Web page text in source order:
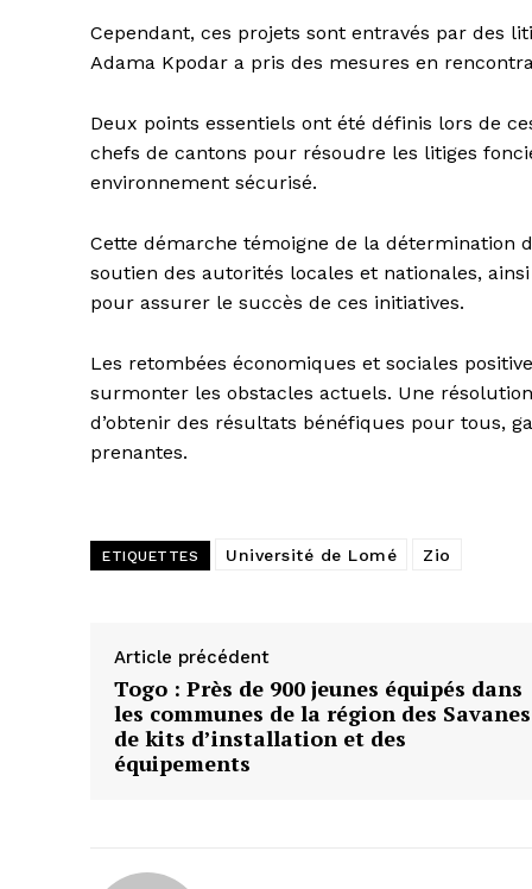
Cependant, ces projets sont entravés par des
Adama Kpodar a pris des mesures en
Deux points essentiels ont été définis lors de
chefs de cantons pour résoudre les litiges
environnement sécurisé.
Cette démarche témoigne de la détermination
soutien des autorités locales et nationales,
pour assurer le succès de ces initiatives.
Les retombées économiques et sociales
surmonter les obstacles actuels. Une
d’obtenir des résultats bénéfiques pour tous,
prenantes.
ETIQUETTES Université de Lomé Zio
Article précédent
Togo : Près de 900 jeunes équipés dans
les communes de la région des Savanes
de kits d’installation et des
équipements